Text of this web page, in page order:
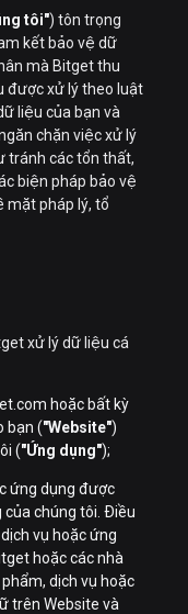
tôi") tôn trọng
kết bảo vệ dữ
mà Bitget thu
được xử lý theo luật
liệu của bạn và
chặn việc xử lý
tránh các tổn thất,
biện pháp bảo vệ
mặt pháp lý, tổ
xử lý dữ liệu cá
hoặc bất kỳ
bạn ("Website")
("Ứng dụng");
ứng dụng được
của chúng tôi. Điều
vụ hoặc ứng
hoặc các nhà
dịch vụ hoặc
trên Website và